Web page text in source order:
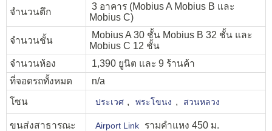
จำนวนตึก
3 อาคาร (Mobius A Mobius B และ
Mobius C)
จำนวนชั้น
Mobius A 30 ชั้น Mobius B 32 ชั้น และ
Mobius C 12 ชั้น
จำนวนห้อง
1,390 ยูนิต และ 9 ร้านค้า
ที่จอดรถทั้งหมด
n/a
โซน
ประเวศ , พระโขนง , สวนหลวง
ขนส่งสาธารณะ Airport Link
รามคำแหง 450 ม.